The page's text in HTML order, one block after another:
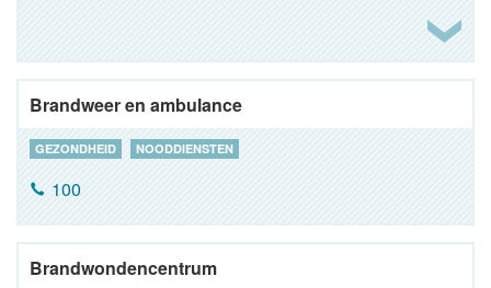
Brandweer en ambulance
GEZONDHEID NOODDIENSTEN
100
Brandwondencentrum